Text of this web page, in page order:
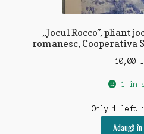
„Jocul Rocco”, pliant
romanesc, Cooperativa
10,00
1 în
Only 1 left
Adaugă